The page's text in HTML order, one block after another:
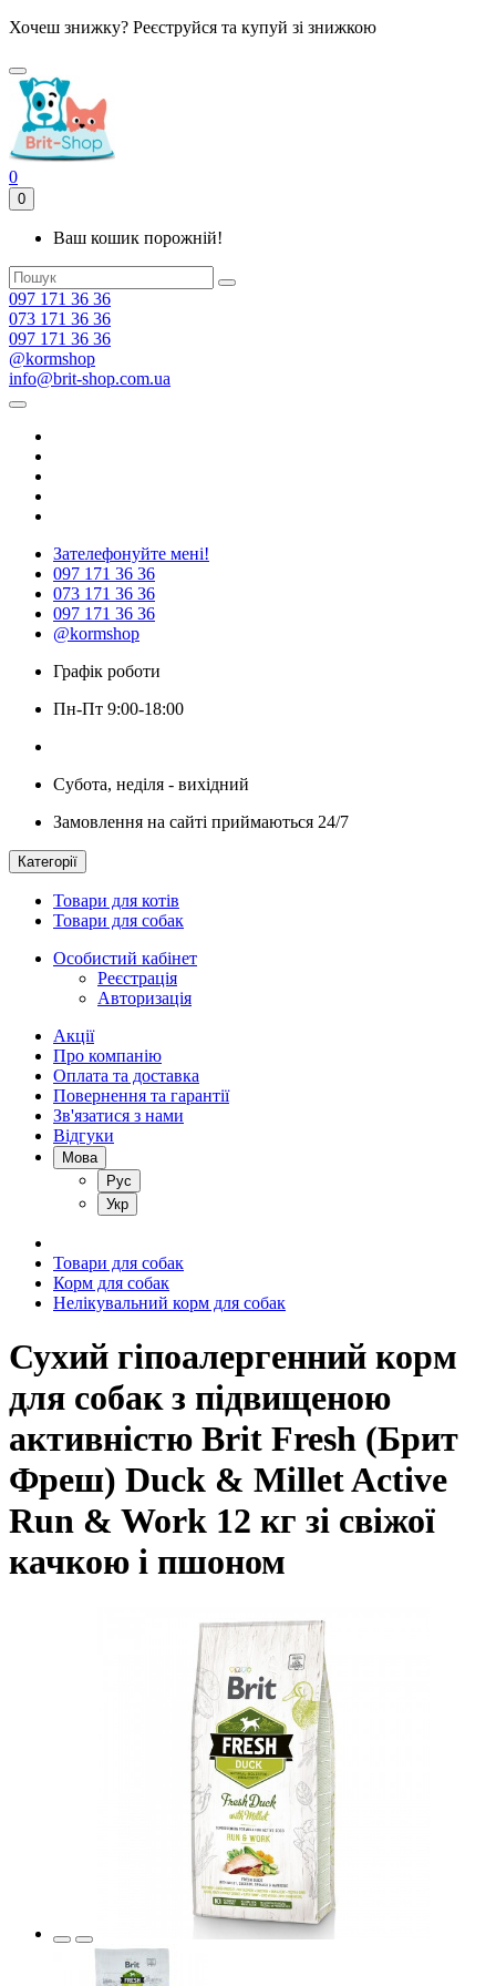
Хочеш знижку? Реєструйся та купуй зі знижкою
0
0
Ваш кошик порожній!
097 171 36 36
073 171 36 36
097 171 36 36
@kormshop
info@brit-shop.com.ua
Зателефонуйте мені!
097 171 36 36
073 171 36 36
097 171 36 36
@kormshop
Графік роботи
Пн-Пт 9:00-18:00
Субота, неділя - вихідний
Замовлення на сайті приймаються 24/7
Категорії
Товари для котів
Товари для собак
Особистий кабінет
Реєстрація
Авторизація
Акції
Про компанію
Оплата та доставка
Повернення та гарантії
Зв'язатися з нами
Відгуки
Мова
Рус
Укр
Товари для собак
Корм для собак
Нелікувальний корм для собак
Сухий гіпоалергенний корм
для собак з підвищеною
активністю Brit Fresh (Брит
Фреш) Duck & Millet Active
Run & Work 12 кг зі свіжої
качкою і пшоном